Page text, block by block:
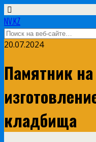
NV.KZ
20.07.2024
Памятник
кладбища